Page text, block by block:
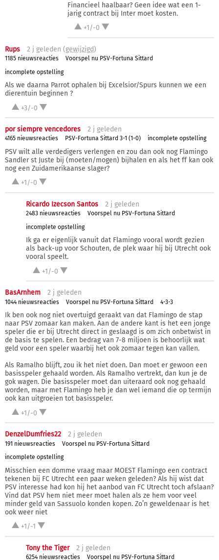
Financieel haalbaar? Geen idee wat een 1-
jarig contract bij Inter moet kosten.
+1/-0
Rups 2 j geleden (gewijzigd)
1185 nieuwsreacties
Voorspel nu PSV-Fortuna Sittard
incomplete opstelling
Als we daarna Parrot ophalen bij Excelsior/Spurs kunnen we een
dierentuin beginnen ?
+3/-0
por siempre vencedores 2 j geleden
4165 nieuwsreacties PSV-Fortuna Sittard 3-1 (1-0) incomplete opstelling
PSV wilt alle verdedigers verlengen en zou dan ook nog Flamingo
Sandler st Juste bij (moeten/mogen) bijhalen en als het ff kan ook
nog een Zuidamerikaanse slager?
+1/-0
Ricardo Izecson Santos 2 j geleden
2483 nieuwsreacties
Voorspel nu PSV-Fortuna Sittard
incomplete opstelling
Ik ga er eigenlijk vanuit dat Flamingo vooral wordt gezien
als back-up voor Schouten, de plek waar hij bij Utrecht ook
vooral speelt.
+1/-0
BasArnhem 2 j geleden
1044 nieuwsreacties Voorspel nu PSV-Fortuna Sittard 4-3-3
Ik ben ook nog niet overtuigd geraakt van dat Flamingo de stap
naar PSV zomaar kan maken. Aan de andere kant is het een jonge
speler die er bij Utrecht direct in geslaagd is om zich onbetwist in
de basis te spelen. Een bedrag van 7-8 miljoen is behoorlijk wat
geld voor een speler waarbij het ook zomaar tegen kan vallen.
Als Ramalho blijft, zou ik het niet doen. Dan moet er gewoon een
basisspeler gehaald worden. Als Ramalho vertrekt, dan kun je de
gok wagen. Die basisspeler moet dan uiteraard ook nog gehaald
worden, maar met Flamingo heb je dan wel iemand die op termijn
ook kan uitgroeien tot basisspeler.
+1/-0
DenzelDumfries22 2 j geleden
191 nieuwsreacties
Voorspel nu PSV-Fortuna Sittard
incomplete opstelling
Misschien een domme vraag maar MOEST Flamingo een contract
tekenen bij FC Utrecht een paar weken geleden? Als hij wist dat
PSV interesse had kon hij het aanbod van FC Utrecht toch afslaan?
Vind dat PSV hem niet meer moet halen als ze hem voor veel
minder geld van Sassuolo konden kopen. Zo’n geweldenaar is het
ook weer niet
+1/-1
Tony the Tiger 2 j geleden
6254 nieuwsreacties Voorspel nu PSV-Fortuna Sittard